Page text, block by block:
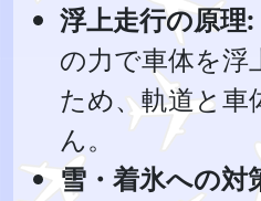
浮上走行の原理:
の力で車体を浮
ため、軌道と車
ん。
雪・着氷への対